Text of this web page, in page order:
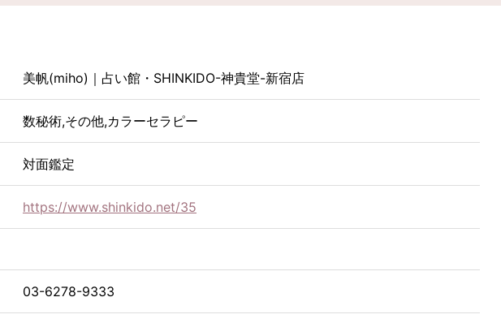
美帆(miho)｜占い館・SHINKIDO-神貴堂-新宿店
数秘術,その他,カラーセラピー
対面鑑定
https://www.shinkido.net/35
03-6278-9333